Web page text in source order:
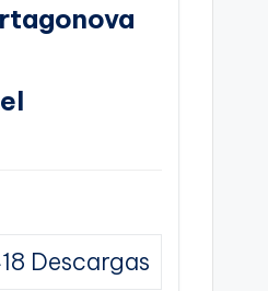
Descargas